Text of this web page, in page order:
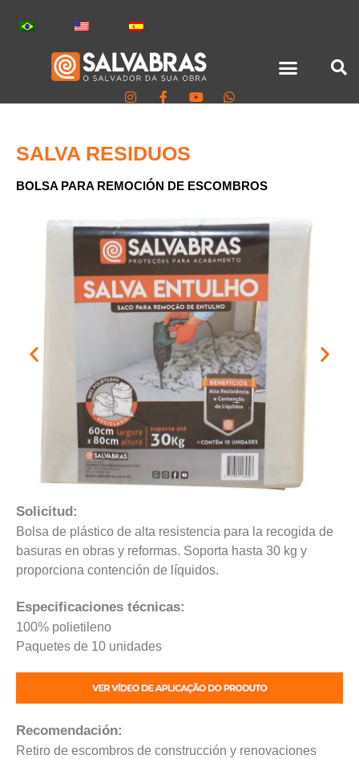
SALVA RESIDUOS
BOLSA PARA REMOCIÓN DE ESCOMBROS
Solicitud:
Bolsa de plástico de alta resistencia para la recogida de
basuras en obras y reformas. Soporta hasta 30 kg y
proporciona contención de líquidos.
Especificaciones técnicas:
100% polietileno
Paquetes de 10 unidades
Recomendación:
Retiro de escombros de construcción y renovaciones